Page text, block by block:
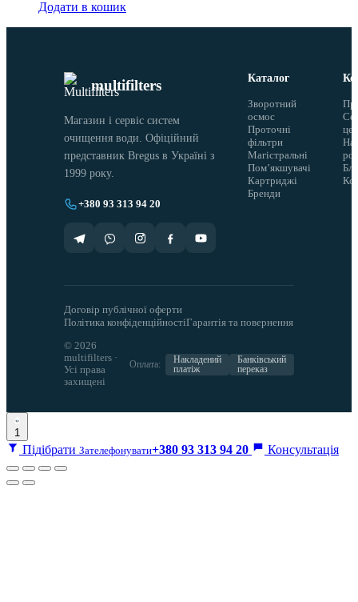
Додати в кошик
multifilters
Магазин і сервіс систем
очищення води. Офіційний
представник Bregus в Україні з
1999 року.
+380 93 313 94 20
Каталог
Зворотний
осмос
Проточні
фільтри
Магістральні
Помʼякшувачі
Картриджі
Бренди
Договір публічної оферти
Політика конфіденційностіГарантія та повернення
© 2026
multifilters ·
Усі права
захищені
Оплата:
Накладений
платіж
Банківський
переказ
1
Підібрати Зателефонувати+380 93 313 94 20 Консультація